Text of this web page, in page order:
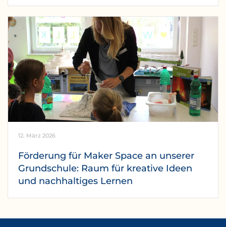
12. März 2026
Förderung für Maker Space an unserer
Grundschule: Raum für kreative Ideen
und nachhaltiges Lernen